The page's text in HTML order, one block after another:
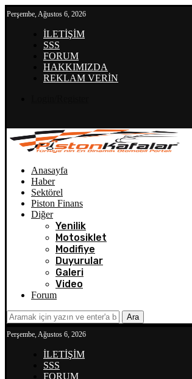
Perşembe, Ağustos 6, 2026
İLETİŞİM
SSS
FORUM
HAKKIMIZDA
REKLAM VERİN
Anasayfa
Haber
Sektörel
Piston Finans
Diğer
Yenilik
Motosiklet
Modifiye
Duyurular
Galeri
Video
Forum
Ara
Perşembe, Ağustos 6, 2026
İLETİŞİM
SSS
FORUM